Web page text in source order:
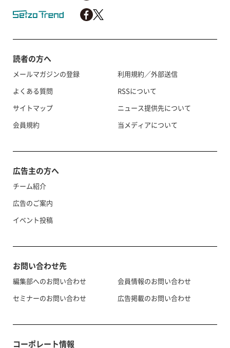
読者の方へ
メールマガジンの登録
よくある質問
サイトマップ
会員規約
利用規約／外部送信
RSSについて
ニュース提供先について
当メディアについて
広告主の方へ
チーム紹介
広告のご案内
イベント投稿
お問い合わせ先
編集部へのお問い合わせ
セミナーのお問い合わせ
会員情報のお問い合わせ
広告掲載のお問い合わせ
コーポレート情報